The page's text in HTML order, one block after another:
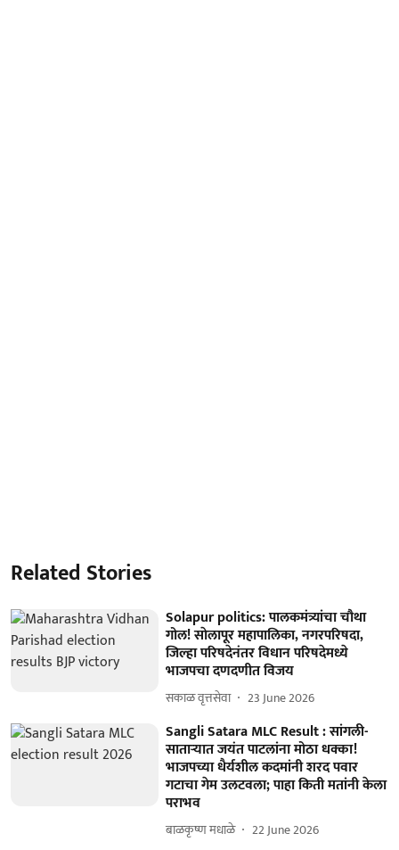
Related Stories
Solapur politics: पालकमंत्र्यांचा चौथा
गोल! साेलापूर महापालिका, नगरपरिषदा,
जिल्हा परिषदेनंतर विधान परिषदेमध्ये
भाजपचा दणदणीत विजय
सकाळ वृत्तसेवा 23 June 2026
Sangli Satara MLC Result : सांगली-
साताऱ्यात जयंत पाटलांना मोठा धक्का!
भाजपच्या धैर्यशील कदमांनी शरद पवार
गटाचा गेम उलटवला; पाहा किती मतांनी केला
पराभव
बाळकृष्ण मधाळे 22 June 2026